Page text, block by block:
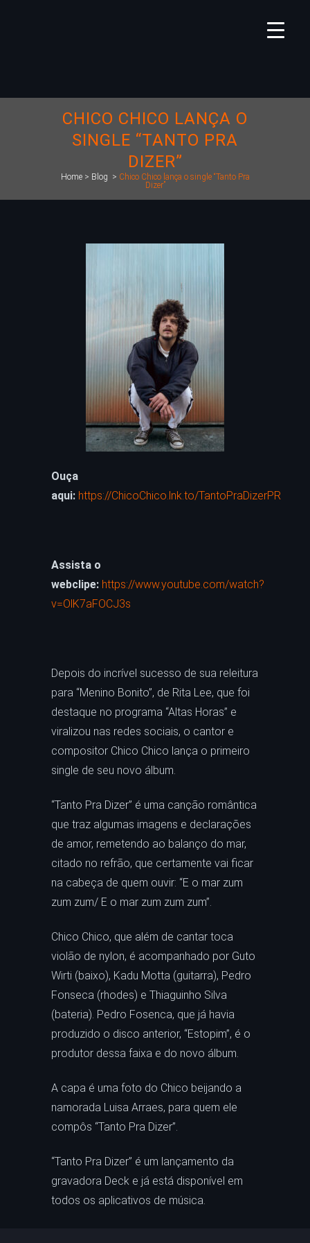
CHICO CHICO LANÇA O
SINGLE “TANTO PRA
DIZER”
Home> Blog > Chico Chico lança o single “Tanto Pra
Dizer”
Ouça
aqui: https://ChicoChico.lnk.to/TantoPraDizerPR
Assista o
webclipe: https://www.youtube.com/watch?
v=OlK7aFOCJ3s
Depois do incrível sucesso de sua releitura
para “Menino Bonito”, de Rita Lee, que foi
destaque no programa “Altas Horas” e
viralizou nas redes sociais, o cantor e
compositor Chico Chico lança o primeiro
single de seu novo álbum.
“Tanto Pra Dizer” é uma canção romântica
que traz algumas imagens e declarações
de amor, remetendo ao balanço do mar,
citado no refrão, que certamente vai ficar
na cabeça de quem ouvir: “E o mar zum
zum zum/ E o mar zum zum zum”.
Chico Chico, que além de cantar toca
violão de nylon, é acompanhado por Guto
Wirti (baixo), Kadu Motta (guitarra), Pedro
Fonseca (rhodes) e Thiaguinho Silva
(bateria). Pedro Fosenca, que já havia
produzido o disco anterior, “Estopim”, é o
produtor dessa faixa e do novo álbum.
A capa é uma foto do Chico beijando a
namorada Luisa Arraes, para quem ele
compôs “Tanto Pra Dizer”.
“Tanto Pra Dizer” é um lançamento da
gravadora Deck e já está disponível em
todos os aplicativos de música.